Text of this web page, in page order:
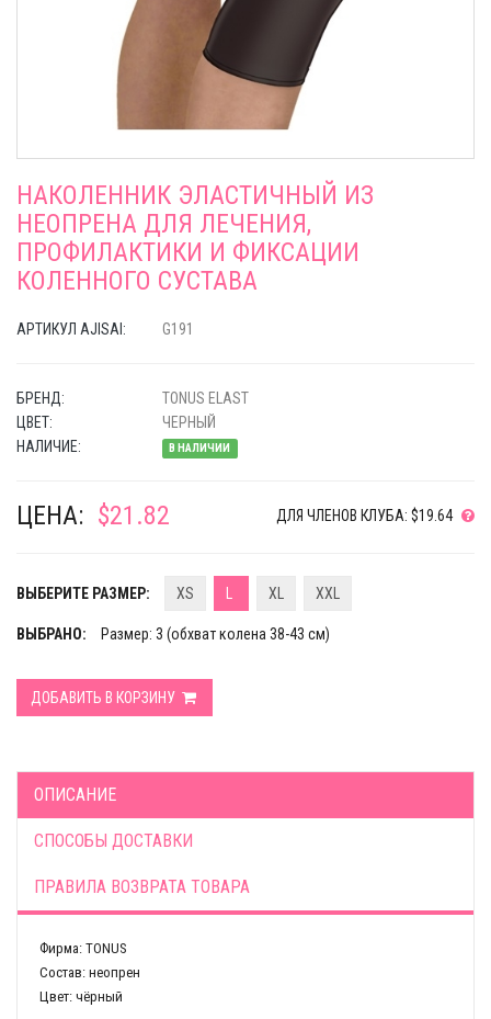
НАКОЛЕННИК ЭЛАСТИЧНЫЙ ИЗ
НЕОПРЕНА ДЛЯ ЛЕЧЕНИЯ,
ПРОФИЛАКТИКИ И ФИКСАЦИИ
КОЛЕННОГО СУСТАВА
АРТИКУЛ AJISAI: G191
БРЕНД:
TONUS ELAST
ЦВЕТ:
ЧЕРНЫЙ
НАЛИЧИЕ:
В НАЛИЧИИ
ЦЕНА: $21.82 ДЛЯ ЧЛЕНОВ КЛУБА: $19.64
ВЫБЕРИТЕ РАЗМЕР: XS XL XXL
ВЫБРАНО: Размер: 3 (обхват колена 38-43 см)
ДОБАВИТЬ В КОРЗИНУ
ОПИСАНИЕ
СПОСОБЫ ДОСТАВКИ
ПРАВИЛА ВОЗВРАТА ТОВАРА
Фирма: TONUS
Состав: неопрен
Цвет: чёрный